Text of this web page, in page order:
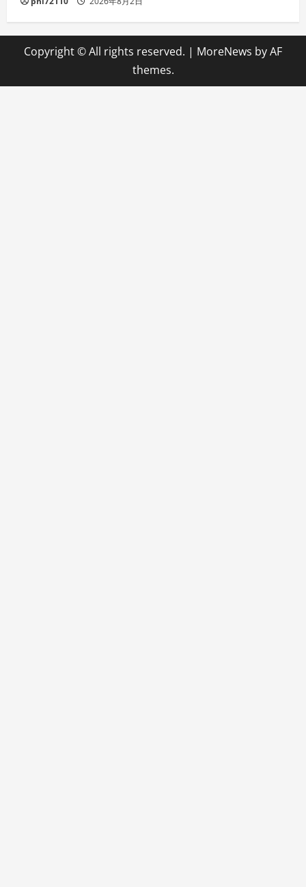
Copyright © All rights reserved. | MoreNews by AF
themes.